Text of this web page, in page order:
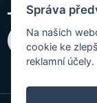
Správa
Na našich
cookie ke
reklamní účely.